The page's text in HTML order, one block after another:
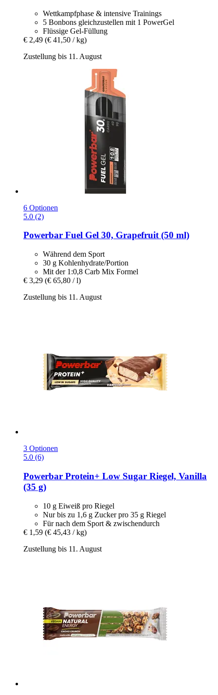
Wettkampfphase & intensive Trainings
5 Bonbons gleichzustellen mit 1 PowerGel
Flüssige Gel-Füllung
€ 2,49 (€ 41,50 / kg)
Zustellung bis 11. August
6 Optionen
5.0 (2)
Powerbar Fuel Gel 30, Grapefruit (50 ml)
Während dem Sport
30 g Kohlenhydrate/Portion
Mit der 1:0,8 Carb Mix Formel
€ 3,29 (€ 65,80 / l)
Zustellung bis 11. August
3 Optionen
5.0 (6)
Powerbar Protein+ Low Sugar Riegel, Vanilla
(35 g)
10 g Eiweiß pro Riegel
Nur bis zu 1,6 g Zucker pro 35 g Riegel
Für nach dem Sport & zwischendurch
€ 1,59 (€ 45,43 / kg)
Zustellung bis 11. August